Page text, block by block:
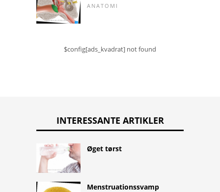
ANATOMI
$config[ads_kvadrat] not found
INTERESSANTE ARTIKLER
Øget tørst
Menstruationssvamp